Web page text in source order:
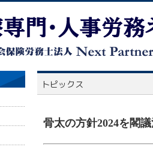
骨太の方針2024を閣